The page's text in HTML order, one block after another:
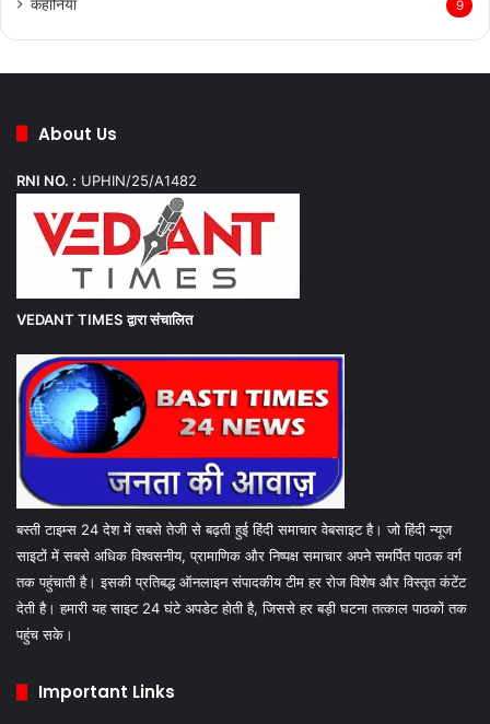
कहानियां 9
About Us
RNI NO. : UPHIN/25/A1482
VEDANT TIMES द्वारा संचालित
बस्ती टाइम्स 24 देश में सबसे तेजी से बढ़ती हुई हिंदी समाचार वेबसाइट है। जो हिंदी न्यूज
साइटों में सबसे अधिक विश्वसनीय, प्रामाणिक और निष्पक्ष समाचार अपने समर्पित पाठक वर्ग
तक पहुंचाती है। इसकी प्रतिबद्ध ऑनलाइन संपादकीय टीम हर रोज विशेष और विस्तृत कंटेंट
देती है। हमारी यह साइट 24 घंटे अपडेट होती है, जिससे हर बड़ी घटना तत्काल पाठकों तक
पहुंच सके।
Important Links